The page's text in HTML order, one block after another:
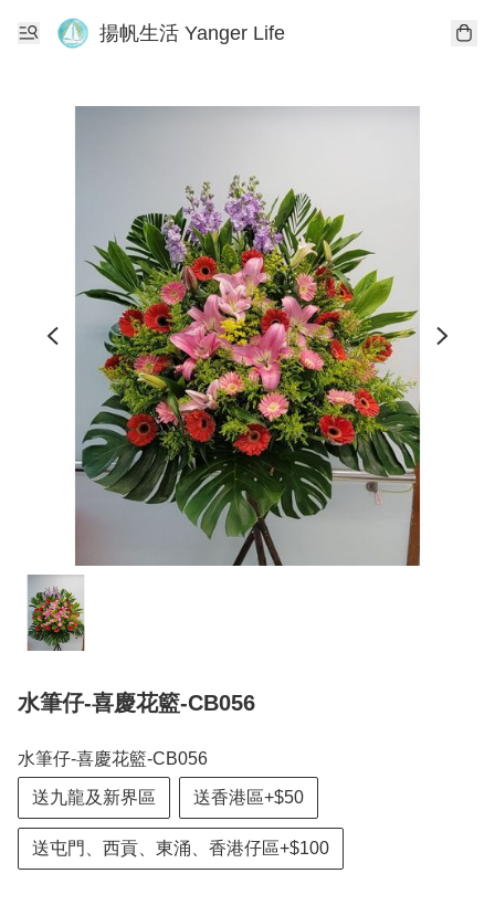
揚帆生活 Yanger Life
水筆仔-喜慶花籃-CB056
水筆仔-喜慶花籃-CB056
送九龍及新界區 送香港區+$50
送屯門、西貢、東涌、香港仔區+$100